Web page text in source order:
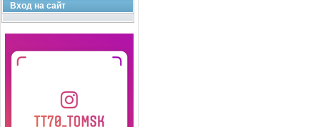
Вход на сайт